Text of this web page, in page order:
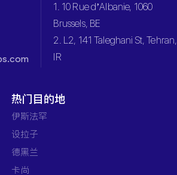
1. 10 Rue d’Albanie, 1060
Brussels, BE
2. L2, 141 Taleghani St, Tehran,
IR
热门目的地
伊斯法罕
设拉子
德黑兰
卡尚